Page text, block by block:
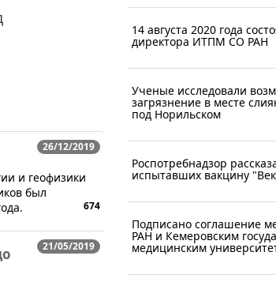
26/12/2019
и геофизики
был
674
21/05/2019
14 августа 2020 года
директора ИТПМ СО РАН
Ученые исследовали
загрязнение в месте
под Норильском
Роспотребнадзор
испытавших вакцину
Подписано соглашение
РАН и Кемеровским
медицинским